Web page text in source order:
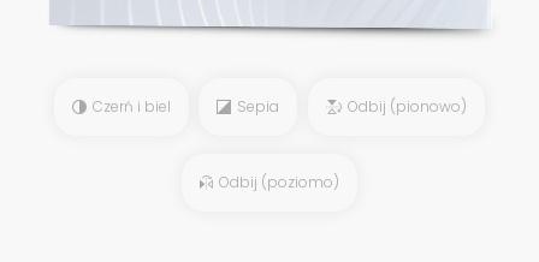
Czerń i biel Sepia Odbij (pionowo)
Odbij (poziomo)